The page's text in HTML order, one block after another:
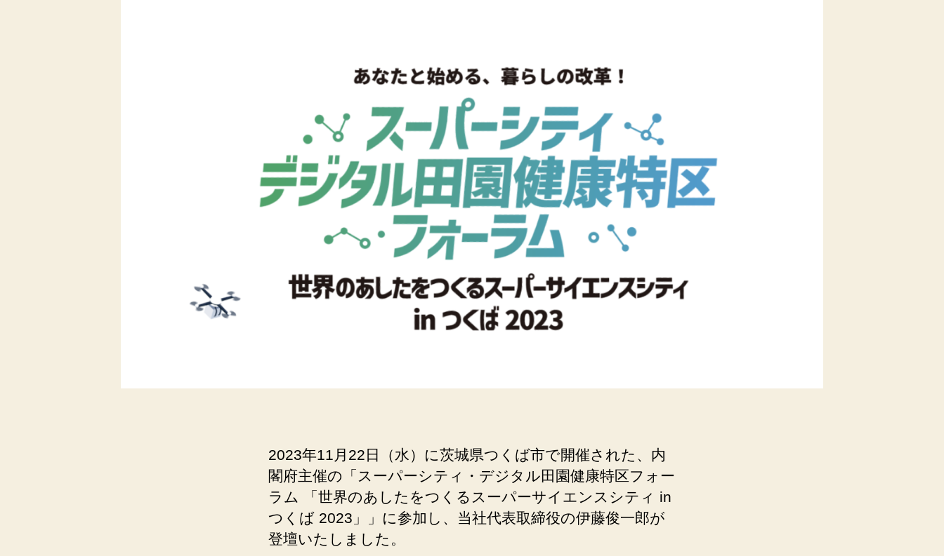
2023年11月22日（水）に茨城県つくば市で開催された、内
閣府主催の「スーパーシティ・デジタル田園健康特区フォー
ラム 「世界のあしたをつくるスーパーサイエンスシティ in
つくば 2023」」に参加し、当社代表取締役の伊藤俊一郎が
登壇いたしました。